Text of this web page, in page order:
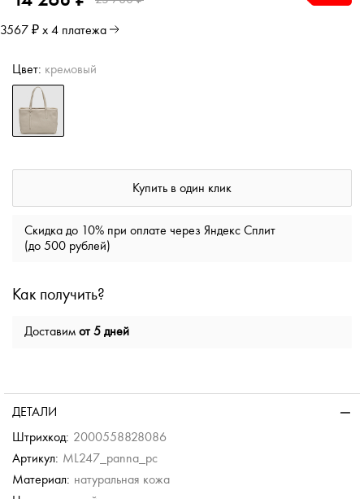
3567 ₽ х 4 платежа
Цвет: кремовый
Купить в один клик
Скидка до 10% при оплате через Яндекс Сплит
(до 500 рублей)
Как получить?
Доставим от 5 дней
ДЕТАЛИ
Штрихкод: 2000558828086
Артикул: ML247_panna_pc
Материал: натуральная кожа